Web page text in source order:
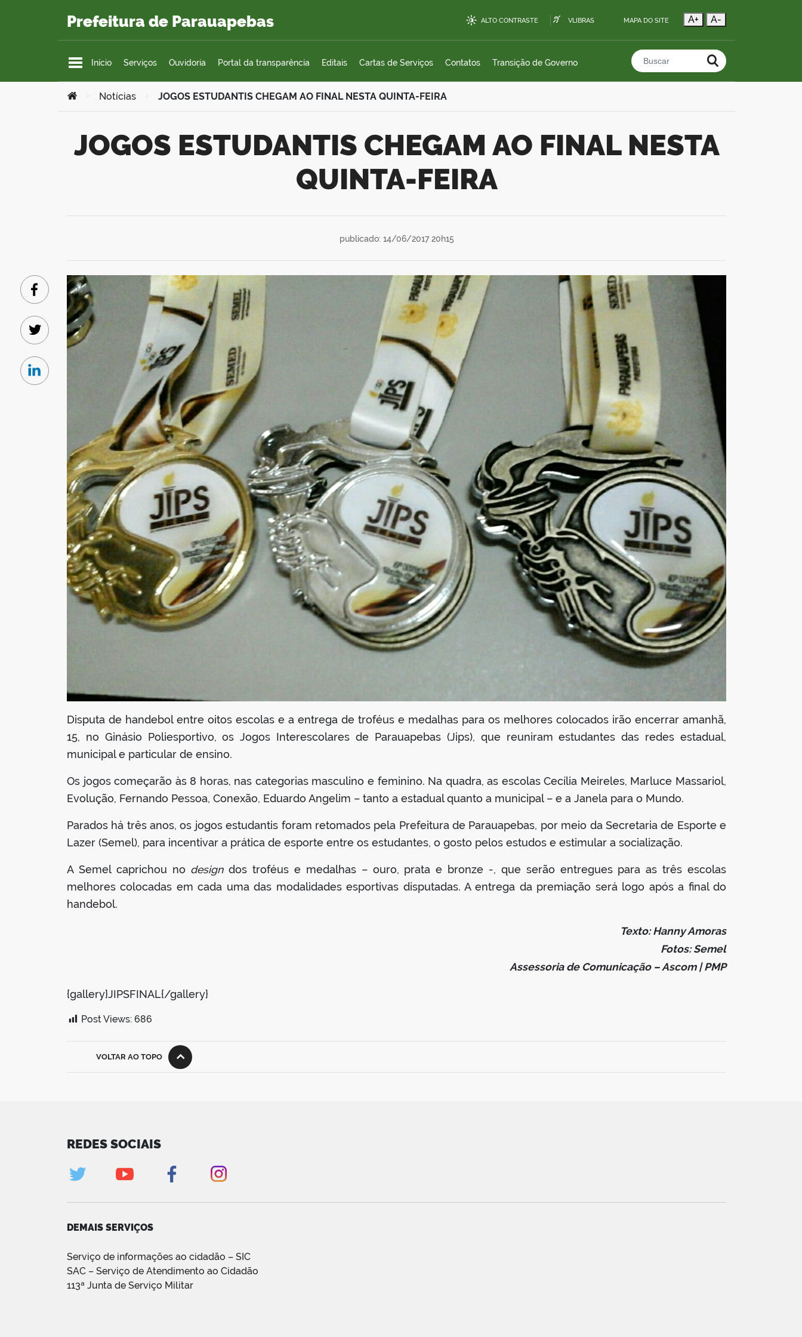
Prefeitura de Parauapebas ALTO CONTRASTE VLIBRAS MAPA DO SITE A+ A-
Início Serviços Ouvidoria Portal da transparência Editais Cartas de Serviços Contatos Transição de Governo Buscar no portal
Você está aqui:
Notícias JOGOS ESTUDANTIS CHEGAM AO FINAL NESTA QUINTA-FEIRA
JOGOS ESTUDANTIS CHEGAM AO FINAL NESTA
QUINTA-FEIRA
publicado: 14/06/2017 20h15
Disputa de handebol entre oitos escolas e a entrega de troféus e medalhas para os melhores colocados irão encerrar amanhã,
15, no Ginásio Poliesportivo, os Jogos Interescolares de Parauapebas (Jips), que reuniram estudantes das redes estadual,
municipal e particular de ensino.
Os jogos começarão às 8 horas, nas categorias masculino e feminino. Na quadra, as escolas Cecília Meireles, Marluce Massariol,
Evolução, Fernando Pessoa, Conexão, Eduardo Angelim – tanto a estadual quanto a municipal – e a Janela para o Mundo.
Parados há três anos, os jogos estudantis foram retomados pela Prefeitura de Parauapebas, por meio da Secretaria de Esporte e
Lazer (Semel), para incentivar a prática de esporte entre os estudantes, o gosto pelos estudos e estimular a socialização.
A Semel caprichou no designdos troféus e medalhas – ouro, prata e bronze -, que serão entregues para as três escolas
melhores colocadas em cada uma das modalidades esportivas disputadas. A entrega da premiação será logo após a final do
handebol.
Texto: Hanny Amoras
Fotos: Semel
Assessoria de Comunicação – Ascom | PMP
{gallery}JIPSFINAL{/gallery}
Facebook
Twitter
Linkedin
Post Views: 686
VOLTAR AO TOPO
REDES SOCIAIS
DEMAIS SERVIÇOS
Serviço de informações ao cidadão – SIC
SAC – Serviço de Atendimento ao Cidadão
113ª Junta de Serviço Militar